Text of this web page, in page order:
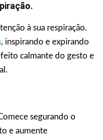
à sua respiração.
, inspirando e expirando
calmante do gesto e
segurando o
e aumente